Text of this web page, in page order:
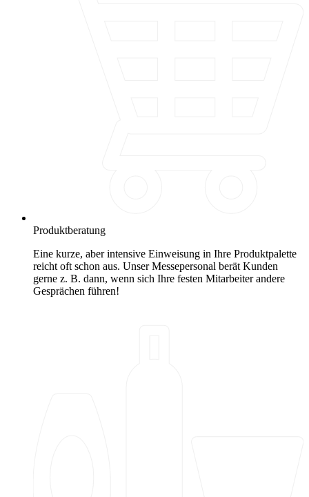
Produktberatung
Eine kurze, aber intensive Einweisung in Ihre Produktpalette
reicht oft schon aus. Unser Messepersonal berät Kunden
gerne z. B. dann, wenn sich Ihre festen Mitarbeiter andere
Gesprächen führen!